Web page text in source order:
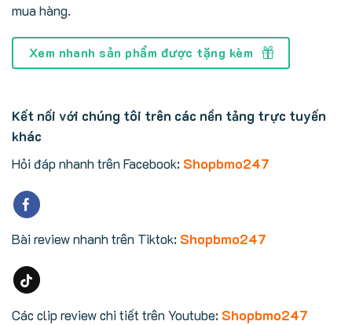
mua hàng.
Xem nhanh sản phẩm được tặng kèm
Kết nối với chúng tôi trên các nền tảng trực tuyến
khác
Hỏi đáp nhanh trên Facebook: Shopbmo247
Bài review nhanh trên Tiktok: Shopbmo247
Các clip review chi tiết trên Youtube: Shopbmo247